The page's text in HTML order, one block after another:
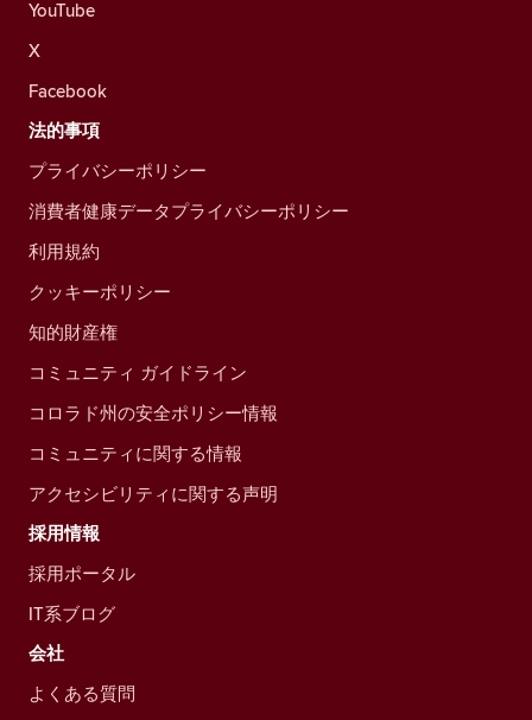
YouTube
X
Facebook
法的事項
プライバシーポリシー
消費者健康データプライバシーポリシー
利用規約
クッキーポリシー
知的財産権
コミュニティ ガイドライン
コロラド州の安全ポリシー情報
コミュニティに関する情報
アクセシビリティに関する声明
採用情報
採用ポータル
IT系ブログ
会社
よくある質問